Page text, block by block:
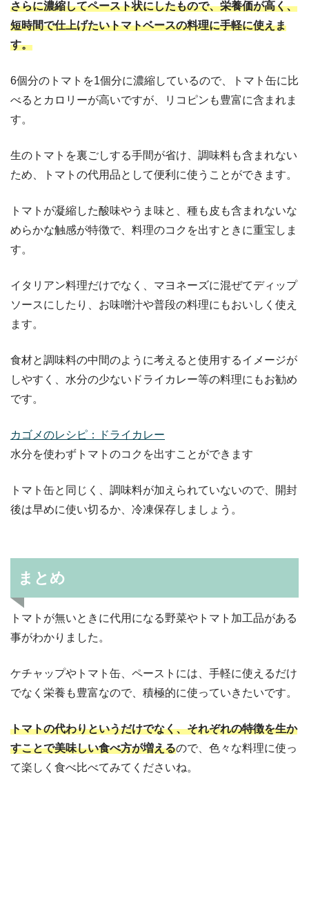
さらに濃縮してペースト状にしたもので、栄養価が高く、
短時間で仕上げたいトマトベースの料理に手軽に使えま
す。
6個分のトマトを1個分に濃縮しているので、トマト缶に比
べるとカロリーが高いですが、リコピンも豊富に含まれま
す。
生のトマトを裏ごしする手間が省け、調味料も含まれない
ため、トマトの代用品として便利に使うことができます。
トマトが凝縮した酸味やうま味と、種も皮も含まれないな
めらかな触感が特徴で、料理のコクを出すときに重宝しま
す。
イタリアン料理だけでなく、マヨネーズに混ぜてディップ
ソースにしたり、お味噌汁や普段の料理にもおいしく使え
ます。
食材と調味料の中間のように考えると使用するイメージが
しやすく、水分の少ないドライカレー等の料理にもお勧め
です。
カゴメのレシピ：ドライカレー
水分を使わずトマトのコクを出すことができます
トマト缶と同じく、調味料が加えられていないので、開封
後は早めに使い切るか、冷凍保存しましょう。
まとめ
トマトが無いときに代用になる野菜やトマト加工品がある
事がわかりました。
ケチャップやトマト缶、ペーストには、手軽に使えるだけ
でなく栄養も豊富なので、積極的に使っていきたいです。
トマトの代わりというだけでなく、それぞれの特徴を生か
すことで美味しい食べ方が増えるので、色々な料理に使っ
て楽しく食べ比べてみてくださいね。